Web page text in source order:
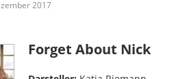
2017
Forget About Nick